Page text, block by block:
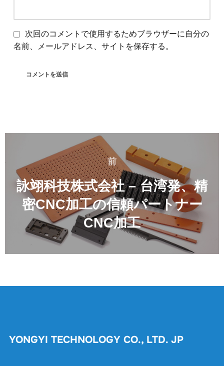
次回のコメントで使用するためブラウザーに自分の
名前、メールアドレス、サイトを保存する。
ン
前
前
詠翊科技株式会社 – 台湾発、精
密CNC加工の信頼パートナー
CNC加工
YONGYI TECHNOLOGY CO., LTD. JP